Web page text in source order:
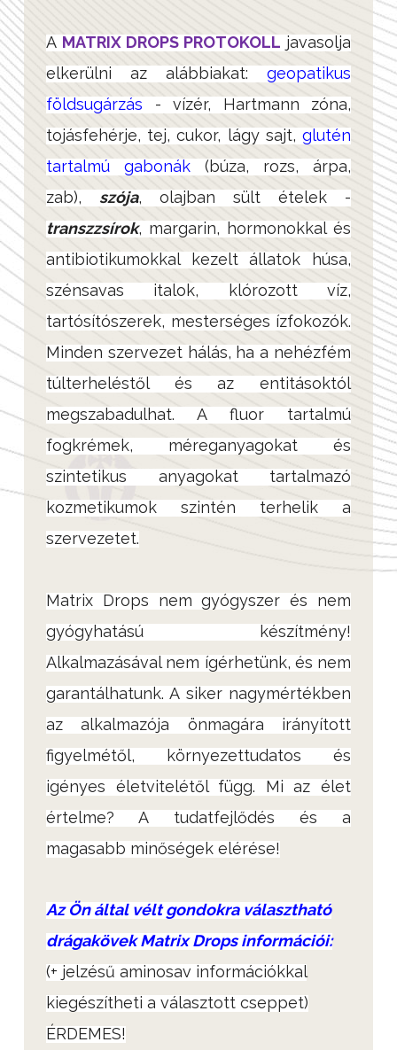
A MATRIX DROPS PROTOKOLL javasolja
elkerülni az alábbiakat: geopatikus
földsugárzás - vízér, Hartmann zóna,
tojásfehérje, tej, cukor, lágy sajt, glutén
tartalmú gabonák (búza, rozs, árpa,
zab), szója, olajban sült ételek -
transzzsírok, margarin, hormonokkal és
antibiotikumokkal kezelt állatok húsa,
szénsavas italok, klórozott víz,
tartósítószerek, mesterséges ízfokozók.
Minden szervezet hálás, ha a nehézfém
túlterheléstől és az entitásoktól
megszabadulhat. A fluor tartalmú
fogkrémek, méreganyagokat és
szintetikus anyagokat tartalmazó
kozmetikumok szintén terhelik a
szervezetet.
Matrix Drops nem gyógyszer és nem
gyógyhatású készítmény!
Alkalmazásával nem ígérhetünk, és nem
garantálhatunk. A siker nagymértékben
az alkalmazója önmagára irányított
figyelmétől, környezettudatos és
igényes életvitelétől függ. Mi az élet
értelme? A tudatfejlődés és a
magasabb minőségek elérése!
Az Ön által vélt gondokra választható
drágakövek Matrix Drops információi:
(+ jelzésű aminosav információkkal
kiegészítheti a választott cseppet)
ÉRDEMES!